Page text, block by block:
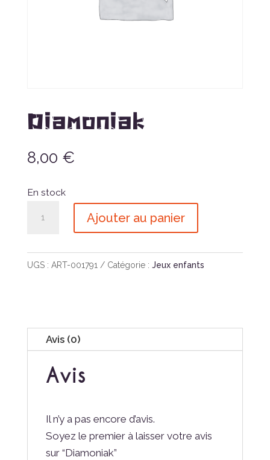
Diamoniak
8,00 €
En stock
Ajouter au panier
UGS : ART-001791 Catégorie : Jeux enfants
Avis (0)
Avis
Il n’y a pas encore d’avis.
Soyez le premier à laisser votre avis
sur “Diamoniak”